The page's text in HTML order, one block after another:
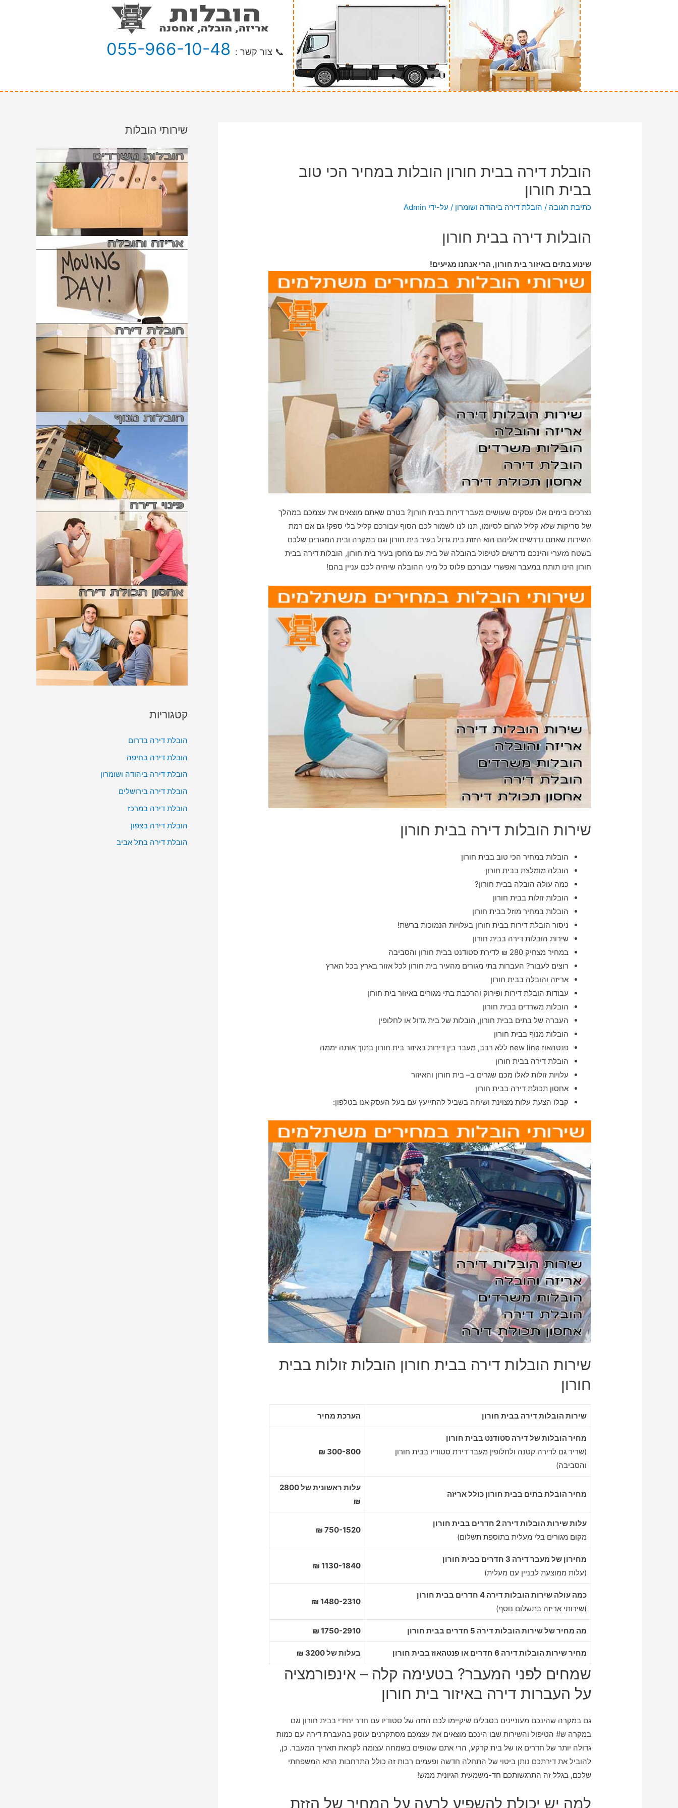
📞 צור קשר : 055-966-10-48
הובלת דירה בבית חורון הובלות במחיר הכי טוב
בבית חורון
כתיבת תגובה / הובלת דירה ביהודה ושומרון / על-ידי Admin
הובלות דירה בבית חורון
שינוע בתים באיזור בית חורון, הרי אנחנו מגיעים!
נצרכים בימים אלו עסקים שעושים מעבר דירות בבית חורון? בטרם שאתם מוצאים את עצמכם במהלך
של סריקות שלא קליל לגרום לסיומו, תנו לנו לשמור לכם הסוף עבורכם קליל בלי ספק! גם אם רמת
השירות שאתם נדרשים אליהם הוא הזזת בית גדול בעיר בית חורון וגם במקרה ובית המגורים שלכם
בשטח מזערי והינכם נדרשים לטיפול בהובלה של בית עם מחסן בעיר בית חורון, הובלות דירה בבית
חורון הינו תותח במעבר ואפשרי עבורכם פלוס כל מיני ההובלה שיהיה לכם עניין בהם!
שירות הובלות דירה בבית חורון
הובלות במחיר הכי טוב בבית חורון
הובלה מומלצת בבית חורון
כמה עולה הובלה בבית חורון?
הובלות זולות בבית חורון
הובלות במחיר מוזל בבית חורון
ניסור הובלת דירות בבית חורון בעלויות הנמוכות ברשת!
שירות הובלות דירה בבית חורון
במחיר מצחיק 280 ₪ לדירת סטודנט בבית חורון והסביבה
רוצים לעבור? העברות בתי מגורים מהעיר בית חורון לכל אזור בארץ בכל הארץ
אריזה והובלה בבית חורון
עבודות הובלת דירות ופירוק והרכבת בתי מגורים באיזור בית חורון
הובלות משרדים בבית חורון
העברה של בתים בבית חורון, הובלות של בית גדול או לחלופין
הובלות מנוף בבית חורון
פנטהאוז new line ללא רבב, מעבר בין דירות באיזור בית חורון בתוך אותה יממה
הובלת דירה בבית חורון
עלויות זולות לאלו מכם שגרים ב– בית חורון והאיזור
אחסון תכולת דירה בבית חורון
קבלו הצעת עלות מצוינת ושיחה בשביל להתייעץ עם בעל העסק אנו בטלפון:
שירות הובלות דירה בבית חורון הובלות זולות בבית
חורון
שירות הובלות דירה בבית חורון הערכת מחיר
מחיר הובלות של דירה סטודנט בבית חורון
(שריר גם לדירה קטנה ולחלופין מעבר דירת סטודיו בבית חורון
והסביבה)
300-800 ₪
מחיר הובלת בתים בבית חורון כולל אריזה
עלות ראשונית של 2800
₪
עלות שירות הובלות דירה 2 חדרים בבית חורון
מקום מגורים בלי מעלית בתוספת תשלום)
750-1520 ₪
מחירון של מעבר דירה 3 חדרים בבית חורון
(עלות ממוצעת לבניין עם מעלית)
1130-1840 ₪
כמה עולה שירות הובלות דירה 4 חדרים בבית חורון
)שירותי אריזה בתשלום נוסף)
1480-2310 ₪
מה מחיר של שירות הובלות דירה 5 חדרים בבית חורון 1750-2910 ₪
מחיר שירות הובלות דירה 6 חדרים או פנטהאוז בבית חורון בעלות של 3200 ₪
שמחים לפני המעבר? בטעימה קלה – אינפורמציה
על העברות דירה באיזור בית חורון
גם במקרה שהינכם מעוניינים בסבלים שיקיימו לכם הזזה של סטודיו עם חדר יחידי בבית חורון וגם
במקרה ש# הטיפול והשירות שבו הינכם מוצאים את עצמכם מסתקרנים עוסק בהעברת דירה עם כמות
גדולה יותר של חדרים או של בית קרקע, הרי אתם שטופים בשמחה עצומה לקראת תאריך המעבר. כן,
להוביל את דירתכם נותן ביטוי של התחלה חדשה ופעמים רבות זה כולל התרחבות התא המשפחתי
שלכם, בגלל זה התרגשותכם חד-משמעית הגיונית ממש!
למה יש יכולת להשפיע לרעה על המחיר של הזזת
שירותי הובלות
קטגוריות
הובלת דירה בדרום
הובלת דירה בחיפה
הובלת דירה ביהודה ושומרון
הובלת דירה בירושלים
הובלת דירה במרכז
הובלת דירה בצפון
הובלת דירה בתל אביב